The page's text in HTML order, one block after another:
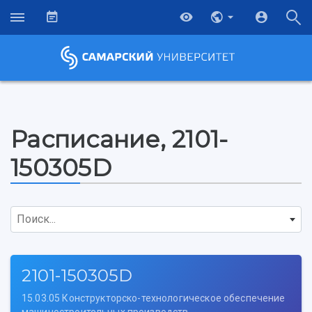
Расписание, 2101-
150305D
Поиск...
2101-150305D
15.03.05 Конструкторско-технологическое обеспечение